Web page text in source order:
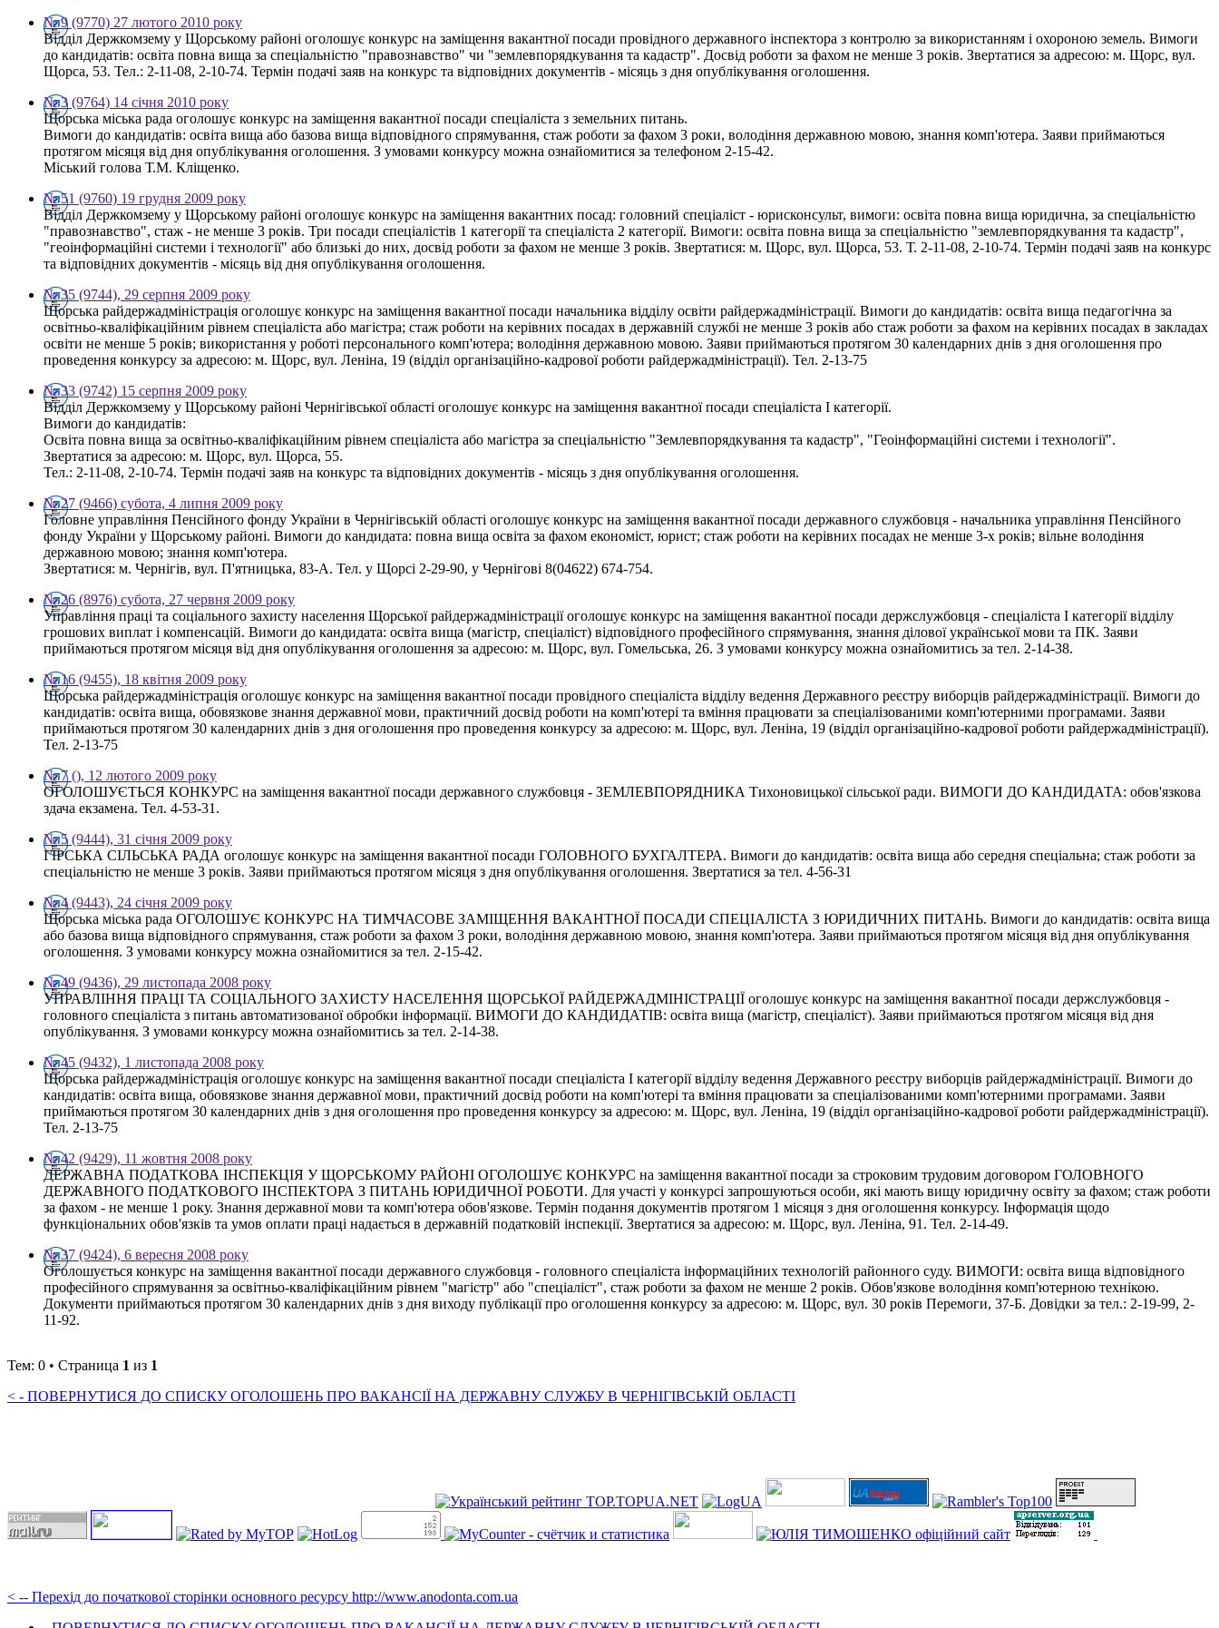
№ 9 (9770) 27 лютого 2010 року
Відділ Держкомзему у Щорському районі оголошує конкурс на заміщення вакантної посади провідного державного інспектора з контролю за використанням і охороною земель. Вимоги
до кандидатів: освіта повна вища за спеціальністю "правознавство" чи "землевпорядкування та кадастр". Досвід роботи за фахом не менше 3 років. Звертатися за адресою: м. Щорс, вул.
Щорса, 53. Тел.: 2-11-08, 2-10-74. Термін подачі заяв на конкурс та відповідних документів - місяць з дня опублікування оголошення.
№ 3 (9764) 14 січня 2010 року
Щорська міська рада оголошує конкурс на заміщення вакантної посади спеціаліста з земельних питань.
Вимоги до кандидатів: освіта вища або базова вища відповідного спрямування, стаж роботи за фахом 3 роки, володіння державною мовою, знання комп'ютера. Заяви приймаються
протягом місяця від дня опублікування оголошення. З умовами конкурсу можна ознайомитися за телефоном 2-15-42.
Міський голова Т.М. Кліщенко.
№ 51 (9760) 19 грудня 2009 року
Відділ Держкомзему у Щорському районі оголошує конкурс на заміщення вакантних посад: головний спеціаліст - юрисконсульт, вимоги: освіта повна вища юридична, за спеціальністю
"правознавство", стаж - не менше 3 років. Три посади спеціалістів 1 категорії та спеціаліста 2 категорії. Вимоги: освіта повна вища за спеціальністю "землевпорядкування та кадастр",
"геоінформаційні системи і технології" або близькі до них, досвід роботи за фахом не менше 3 років. Звертатися: м. Щорс, вул. Щорса, 53. Т. 2-11-08, 2-10-74. Термін подачі заяв на конкурс
та відповідних документів - місяць від дня опублікування оголошення.
№ 35 (9744), 29 серпня 2009 року
Щорська райдержадміністрація оголошує конкурс на заміщення вакантної посади начальника відділу освіти райдержадміністрації. Вимоги до кандидатів: освіта вища педагогічна за
освітньо-кваліфікаційним рівнем спеціаліста або магістра; стаж роботи на керівних посадах в державній службі не менше 3 років або стаж роботи за фахом на керівних посадах в закладах
освіти не менше 5 років; використання у роботі персонального комп'ютера; володіння державною мовою. Заяви приймаються протягом 30 календарних днів з дня оголошення про
проведення конкурсу за адресою: м. Щорс, вул. Леніна, 19 (відділ організаційно-кадрової роботи райдержадміністрації). Тел. 2-13-75
№ 33 (9742) 15 серпня 2009 року
Відділ Держкомзему у Щорському районі Чернігівської області оголошує конкурс на заміщення вакантної посади спеціаліста І категорії.
Вимоги до кандидатів:
Освіта повна вища за освітньо-кваліфікаційним рівнем спеціаліста або магістра за спеціальністю "Землевпорядкування та кадастр", "Геоінформаційні системи і технології".
Звертатися за адресою: м. Щорс, вул. Щорса, 55.
Тел.: 2-11-08, 2-10-74. Термін подачі заяв на конкурс та відповідних документів - місяць з дня опублікування оголошення.
№ 27 (9466) субота, 4 липня 2009 року
Головне управління Пенсійного фонду України в Чернігівській області оголошує конкурс на заміщення вакантної посади державного службовця - начальника управління Пенсійного
фонду України у Щорському районі. Вимоги до кандидата: повна вища освіта за фахом економіст, юрист; стаж роботи на керівних посадах не менше 3-х років; вільне володіння
державною мовою; знання комп'ютера.
Звертатися: м. Чернігів, вул. П'ятницька, 83-А. Тел. у Щорсі 2-29-90, у Чернігові 8(04622) 674-754.
№ 26 (8976) субота, 27 червня 2009 року
Управління праці та соціального захисту населення Щорської райдержадміністрації оголошує конкурс на заміщення вакантної посади держслужбовця - спеціаліста І категорії відділу
грошових виплат і компенсацій. Вимоги до кандидата: освіта вища (магістр, спеціаліст) відповідного професійного спрямування, знання ділової української мови та ПК. Заяви
приймаються протягом місяця від дня опублікування оголошення за адресою: м. Щорс, вул. Гомельська, 26. З умовами конкурсу можна ознайомитись за тел. 2-14-38.
№ 16 (9455), 18 квітня 2009 року
Щорська райдержадміністрація оголошує конкурс на заміщення вакантної посади провідного спеціаліста відділу ведення Державного реєстру виборців райдержадміністрації. Вимоги до
кандидатів: освіта вища, обовязкове знання державної мови, практичний досвід роботи на комп'ютері та вміння працювати за спеціалізованими комп'ютерними програмами. Заяви
приймаються протягом 30 календарних днів з дня оголошення про проведення конкурсу за адресою: м. Щорс, вул. Леніна, 19 (відділ організаційно-кадрової роботи райдержадміністрації).
Тел. 2-13-75
№ 7 (), 12 лютого 2009 року
ОГОЛОШУЄТЬСЯ КОНКУРС на заміщення вакантної посади державного службовця - ЗЕМЛЕВПОРЯДНИКА Тихоновицької сільської ради. ВИМОГИ ДО КАНДИДАТА: обов'язкова
здача екзамена. Тел. 4-53-31.
№ 5 (9444), 31 січня 2009 року
ГІРСЬКА СІЛЬСЬКА РАДА оголошує конкурс на заміщення вакантної посади ГОЛОВНОГО БУХГАЛТЕРА. Вимоги до кандидатів: освіта вища або середня спеціальна; стаж роботи за
спеціальністю не менше 3 років. Заяви приймаються протягом місяця з дня опублікування оголошення. Звертатися за тел. 4-56-31
№ 4 (9443), 24 січня 2009 року
Щорська міська рада ОГОЛОШУЄ КОНКУРС НА ТИМЧАСОВЕ ЗАМІЩЕННЯ ВАКАНТНОЇ ПОСАДИ СПЕЦІАЛІСТА З ЮРИДИЧНИХ ПИТАНЬ. Вимоги до кандидатів: освіта вища
або базова вища відповідного спрямування, стаж роботи за фахом 3 роки, володіння державною мовою, знання комп'ютера. Заяви приймаються протягом місяця від дня опублікування
оголошення. З умовами конкурсу можна ознайомитися за тел. 2-15-42.
№ 49 (9436), 29 листопада 2008 року
УПРАВЛІННЯ ПРАЦІ ТА СОЦІАЛЬНОГО ЗАХИСТУ НАСЕЛЕННЯ ЩОРСЬКОЇ РАЙДЕРЖАДМІНІСТРАЦІЇ оголошує конкурс на заміщення вакантної посади держслужбовця -
головного спеціаліста з питань автоматизованої обробки інформації. ВИМОГИ ДО КАНДИДАТІВ: освіта вища (магістр, спеціаліст). Заяви приймаються протягом місяця від дня
опублікування. З умовами конкурсу можна ознайомитись за тел. 2-14-38.
№ 45 (9432), 1 листопада 2008 року
Щорська райдержадміністрація оголошує конкурс на заміщення вакантної посади спеціаліста І категорії відділу ведення Державного реєстру виборців райдержадміністрації. Вимоги до
кандидатів: освіта вища, обовязкове знання державної мови, практичний досвід роботи на комп'ютері та вміння працювати за спеціалізованими комп'ютерними програмами. Заяви
приймаються протягом 30 календарних днів з дня оголошення про проведення конкурсу за адресою: м. Щорс, вул. Леніна, 19 (відділ організаційно-кадрової роботи райдержадміністрації).
Тел. 2-13-75
№ 42 (9429), 11 жовтня 2008 року
ДЕРЖАВНА ПОДАТКОВА ІНСПЕКЦІЯ У ЩОРСЬКОМУ РАЙОНІ ОГОЛОШУЄ КОНКУРС на заміщення вакантної посади за строковим трудовим договором ГОЛОВНОГО
ДЕРЖАВНОГО ПОДАТКОВОГО ІНСПЕКТОРА З ПИТАНЬ ЮРИДИЧНОЇ РОБОТИ. Для участі у конкурсі запрошуються особи, які мають вищу юридичну освіту за фахом; стаж роботи
за фахом - не менше 1 року. Знання державної мови та комп'ютера обов'язкове. Термін подання документів протягом 1 місяця з дня оголошення конкурсу. Інформація щодо
функціональних обов'язків та умов оплати праці надається в державній податковій інспекції. Звертатися за адресою: м. Щорс, вул. Леніна, 91. Тел. 2-14-49.
№ 37 (9424), 6 вересня 2008 року
Оголошується конкурс на заміщення вакантної посади державного службовця - головного спеціаліста інформаційних технологій районного суду. ВИМОГИ: освіта вища відповідного
професійного спрямування за освітньо-кваліфікаційним рівнем "магістр" або "спеціаліст", стаж роботи за фахом не менше 2 років. Обов'язкове володіння комп'ютерною технікою.
Документи приймаються протягом 30 календарних днів з дня виходу публікації про оголошення конкурсу за адресою: м. Щорс, вул. 30 років Перемоги, 37-Б. Довідки за тел.: 2-19-99, 2-
11-92.
Тем: 0 • Страница 1 из 1
< - ПОВЕРНУТИСЯ ДО СПИСКУ ОГОЛОШЕНЬ ПРО ВАКАНСІЇ НА ДЕРЖАВНУ СЛУЖБУ В ЧЕРНІГІВСЬКІЙ ОБЛАСТІ
< -- Перехід до початкової сторінки основного ресурсу http://www.anodonta.com.ua